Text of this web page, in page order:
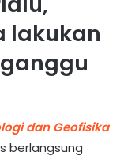
lakukan
dan Geofisika
berlangsung